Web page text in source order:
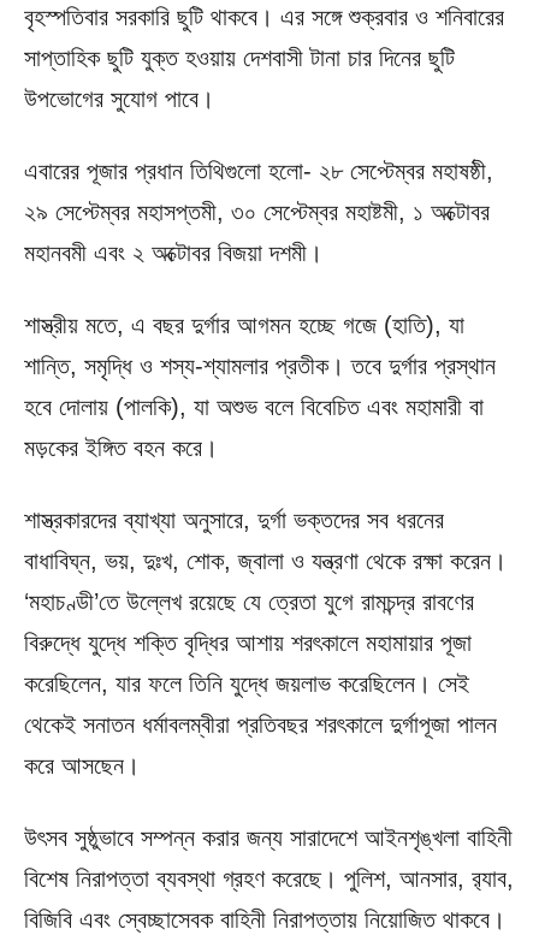
বৃহস্পতিবার সরকারি ছুটি থাকবে। এর সঙ্গে শুক্রবার ও শনিবারের
সাপ্তাহিক ছুটি যুক্ত হওয়ায় দেশবাসী টানা চার দিনের ছুটি
উপভোগের সুযোগ পাবে।
এবারের পূজার প্রধান তিথিগুলো হলো- ২৮ সেপ্টেম্বর মহাষষ্ঠী,
২৯ সেপ্টেম্বর মহাসপ্তমী, ৩০ সেপ্টেম্বর মহাষ্টমী, ১ অক্টোবর
মহানবমী এবং ২ অক্টোবর বিজয়া দশমী।
শাস্ত্রীয় মতে, এ বছর দুর্গার আগমন হচ্ছে গজে (হাতি), যা
শান্তি, সমৃদ্ধি ও শস্য-শ্যামলার প্রতীক। তবে দুর্গার প্রস্থান
হবে দোলায় (পালকি), যা অশুভ বলে বিবেচিত এবং মহামারী বা
মড়কের ইঙ্গিত বহন করে।
শাস্ত্রকারদের ব্যাখ্যা অনুসারে, দুর্গা ভক্তদের সব ধরনের
বাধাবিঘ্ন, ভয়, দুঃখ, শোক, জ্বালা ও যন্ত্রণা থেকে রক্ষা করেন।
‘মহাচণ্ডী’তে উল্লেখ রয়েছে যে ত্রেতা যুগে রামচন্দ্র রাবণের
বিরুদ্ধে যুদ্ধে শক্তি বৃদ্ধির আশায় শরৎকালে মহামায়ার পূজা
করেছিলেন, যার ফলে তিনি যুদ্ধে জয়লাভ করেছিলেন। সেই
থেকেই সনাতন ধর্মাবলম্বীরা প্রতিবছর শরৎকালে দুর্গাপূজা পালন
করে আসছেন।
উৎসব সুষ্ঠুভাবে সম্পন্ন করার জন্য সারাদেশে আইনশৃঙ্খলা বাহিনী
বিশেষ নিরাপত্তা ব্যবস্থা গ্রহণ করেছে। পুলিশ, আনসার, র‌্যাব,
বিজিবি এবং স্বেচ্ছাসেবক বাহিনী নিরাপত্তায় নিয়োজিত থাকবে।